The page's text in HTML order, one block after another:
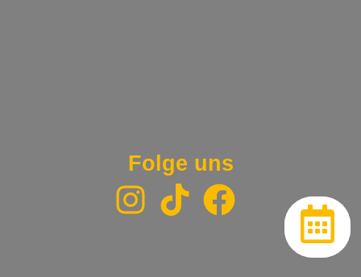
Folge uns